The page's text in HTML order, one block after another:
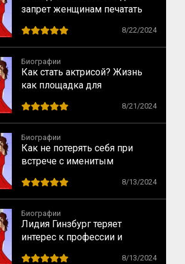
запрет женщинам печатать
8/22/2024
Биографии
Как стать актрисой? Жизнь
как площадка для
8/21/2024
Биографии
Как не потерять себя при
встрече с именитым
Хепбёрн
8/13/2024
Биографии
Лидия Гинзбург теряет
интерес к профессии и
8/13/2024